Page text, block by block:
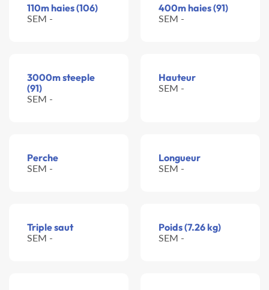
110m haies (106)
SEM -
400m haies (91)
SEM -
3000m steeple
(91)
SEM -
Hauteur
SEM -
Perche
SEM -
Longueur
SEM -
Triple saut
SEM -
Poids (7.26 kg)
SEM -